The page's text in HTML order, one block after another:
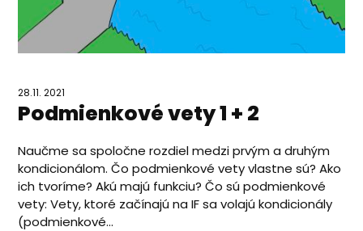
28.11. 2021
Podmienkové vety 1 + 2
Naučme sa spoločne rozdiel medzi prvým a druhým
kondicionálom. Čo podmienkové vety vlastne sú? Ako
ich tvoríme? Akú majú funkciu? Čo sú podmienkové
vety: Vety, ktoré začínajú na IF sa volajú kondicionály
(podmienkové...